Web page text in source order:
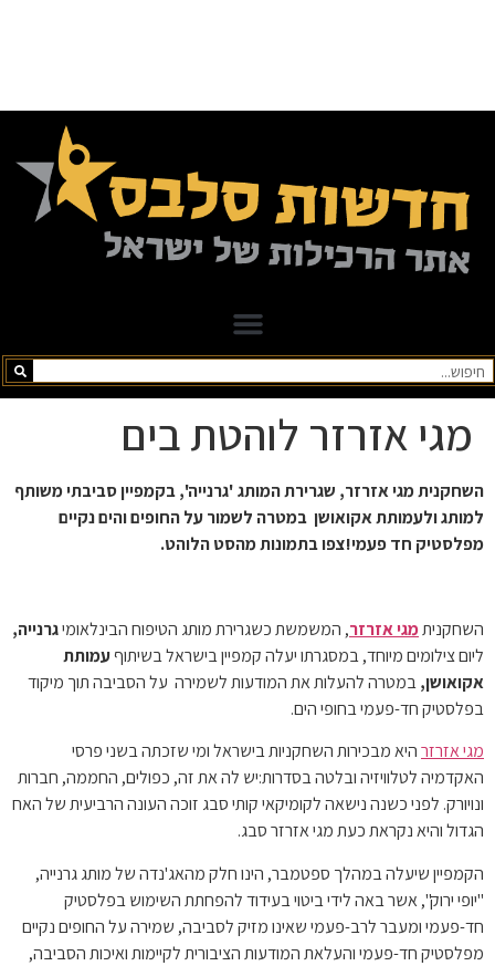
מגי אזרזר לוהטת בים
השחקנית מגי אזרזר, שגרירת המותג 'גרנייה', בקמפיין סביבתי משותף
למותג ולעמותת אקואושן במטרה לשמור על החופים והים נקיים
מפלסטיק חד פעמי!צפו בתמונות מהסט הלוהט.
השחקניתמגי אזרזר, המשמשת כשגרירת מותג הטיפוח הבינלאומיגרנייה,
ליום צילומים מיוחד, במסגרתו יעלה קמפיין בישראל בשיתוףעמותת
אקואושן,במטרה להעלות את המודעות לשמירה על הסביבה תוך מיקוד
בפלסטיק חד-פעמי בחופי הים.
מגי אזרזרהיא מבכירות השחקניות בישראל ומי שזכתה בשני פרסי
האקדמיה לטלוויזיה ובלטה בסדרות:יש לה את זה, כפולים, החממה, חברות
ונויורק. לפני כשנה נישאה לקומיקאי קותי סבג זוכה העונה הרביעית של האח
הגדול והיא נקראת כעת מגי אזרזר סבג.
הקמפיין שיעלה במהלך ספטמבר, הינו חלק מהאג'נדה של מותג גרנייה,
"יופי ירוק", אשר באה לידי ביטוי בעידוד להפחתת השימוש בפלסטיק
חד-פעמי ומעבר לרב-פעמי שאינו מזיק לסביבה, שמירה על החופים נקיים
מפלסטיק חד-פעמי והעלאת המודעות הציבורית לקיימות ואיכות הסביבה,